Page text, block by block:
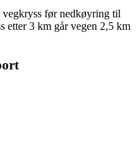
før nedkøyring til
etter 3 km går vegen 2,5 km